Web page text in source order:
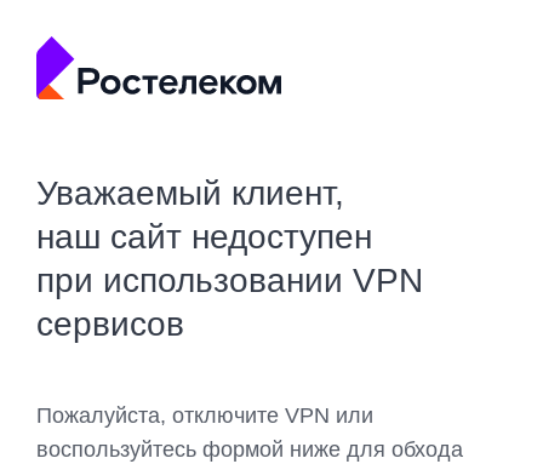
Уважаемый клиент,
наш сайт недоступен
при использовании VPN
сервисов
Пожалуйста, отключите VPN или
воспользуйтесь формой ниже для обхода